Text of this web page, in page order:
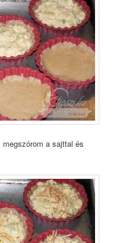
a sajttal és